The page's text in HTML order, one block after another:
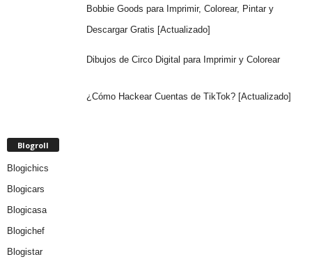
Bobbie Goods para Imprimir, Colorear, Pintar y
Descargar Gratis [Actualizado]
Dibujos de Circo Digital para Imprimir y Colorear
¿Cómo Hackear Cuentas de TikTok? [Actualizado]
Blogroll
Blogichics
Blogicars
Blogicasa
Blogichef
Blogistar